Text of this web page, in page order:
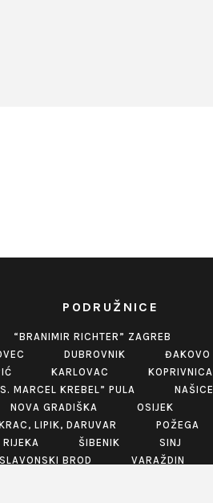
PODRUŽNICE
“BRANIMIR RICHTER” ZAGREB
DUBROVNIK
ĐAKOVO
KARLOVAC
KOPRIVNICA
MARCEL KREBEL” PULA
NAŠICE
NOVA GRADIŠKA
OSIJEK
LIPIK, DARUVAR
POŽEGA
RIJEKA
ŠIBENIK
SINJ
SLAVONSKI BROD
VARAŽDIN